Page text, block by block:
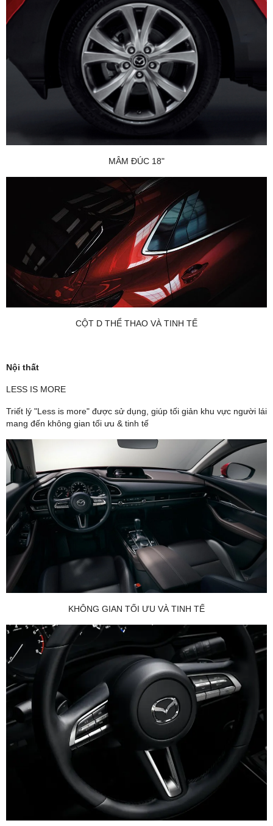
MÂM ĐÚC 18"
CỘT D THỂ THAO VÀ TINH TẾ
Nội thất
LESS IS MORE
Triết lý "Less is more" được sử dụng, giúp tối giản khu vực người lái
mang đến không gian tối ưu & tinh tế
KHÔNG GIAN TỐI ƯU VÀ TINH TẾ